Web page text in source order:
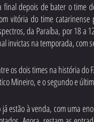
final depois de bater o
vitória do time
da Paraíba, por 18 a
invictas na temporada, com
os dois times na história
Mineiro, e o segundo e
estão à venda, com uma